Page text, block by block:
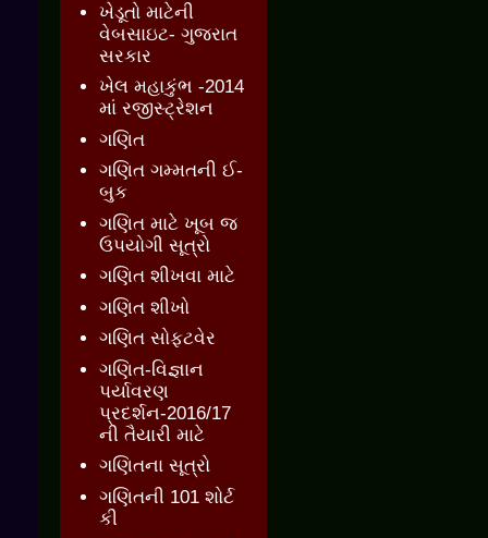
ખેડૂતો માટેની
વેબસાઇટ- ગુજરાત
સરકાર
ખેલ મહાકુંભ -2014
માં રજીસ્ટ્રેશન
ગણિત
ગણિત ગમ્મતની ઈ-
બુક
ગણિત માટે ખૂબ જ
ઉપયોગી સૂત્રો
ગણિત શીખવા માટે
ગણિત શીખો
ગણિત સોફ્ટવેર
ગણિત-વિજ્ઞાન
પર્યાવરણ
પ્રદર્શન-2016/17
ની તૈયારી માટે
ગણિતના સૂત્રો
ગણિતની 101 શોર્ટ
કી